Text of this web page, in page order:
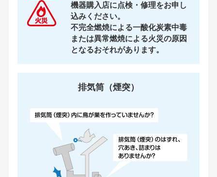
機器購入店に点検・修理をお申し
込みください。
不完全燃焼による一酸化炭素中毒
または異常燃焼による火災の原因
となるおそれがあります。
排気筒（煙突）